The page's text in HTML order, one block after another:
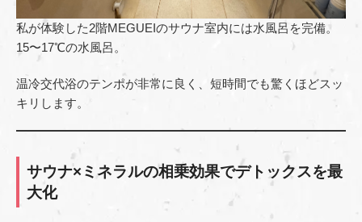
私が体験した2階MEGUEIのサウナ室内には水風呂を完備。
15〜17℃の水風呂。
温冷交代浴のテンポが非常に良く、短時間でも驚くほどスッ
キリします。
サウナ×ミネラルの相乗効果でデトックスを最
大化